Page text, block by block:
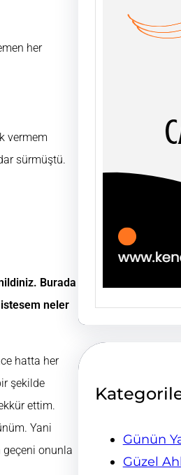
her
vermem
sürmüştü.
Burada
neler
hatta her
şekilde
ettim.
Yani
geçeni onunla
Günün
Güzel